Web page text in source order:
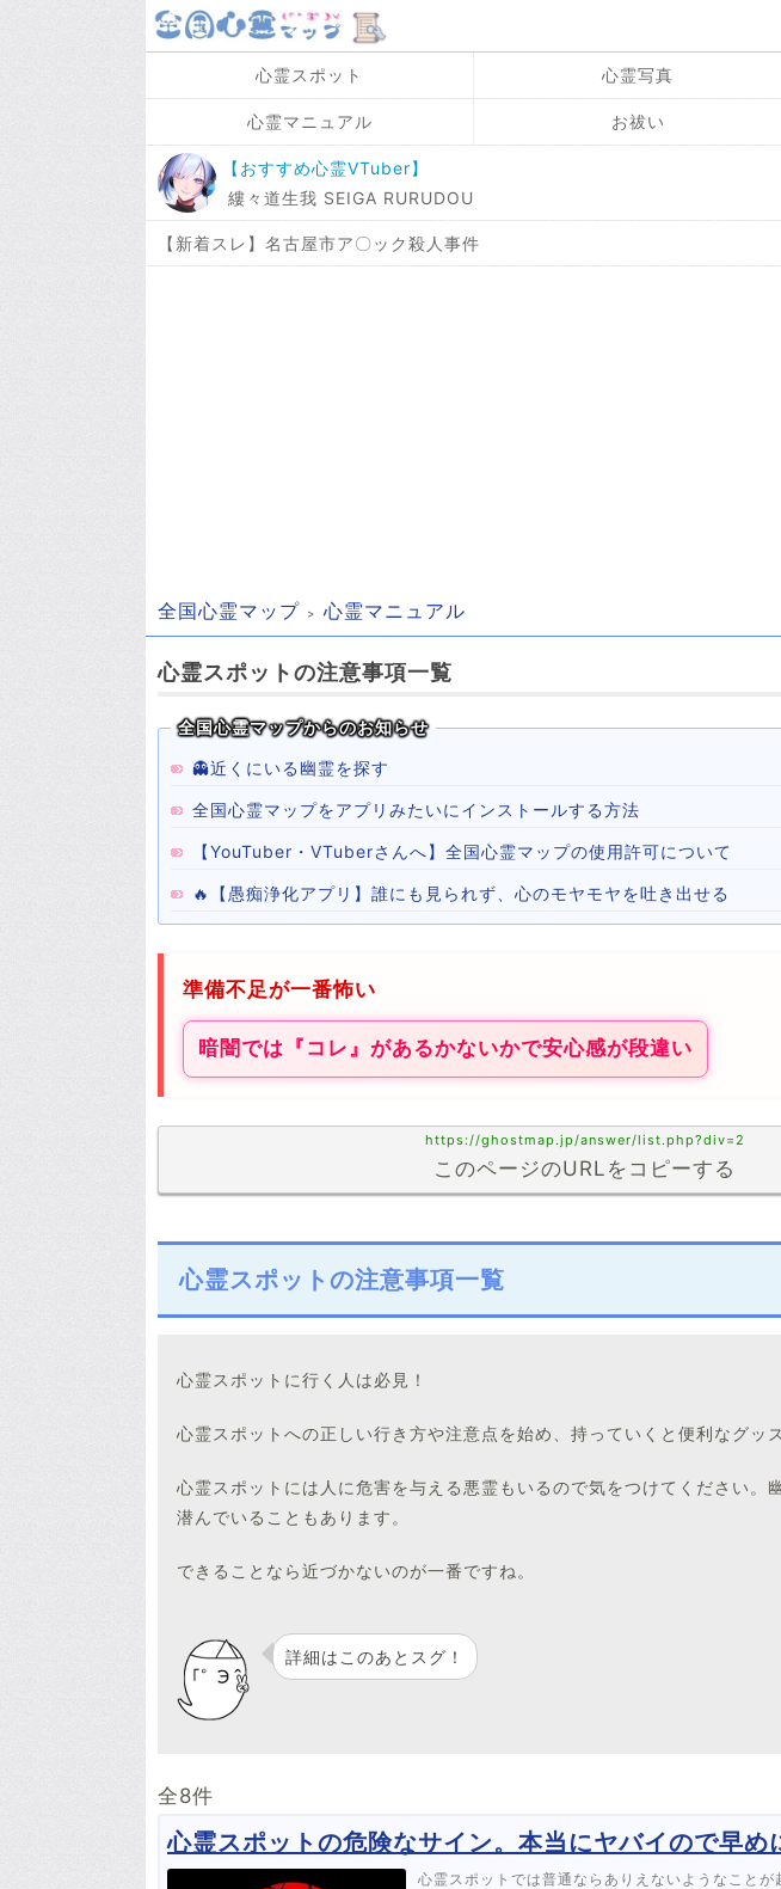
心霊スポット 心霊写真
心霊マニュアル お祓い
【おすすめ心霊VTuber】
縷々道生我 SEIGA RURUDOU
【新着スレ】名古屋市ア〇ック殺人事件
全国心霊マップ 心霊マニュアル
心霊スポットの注意事項一覧
全国心霊マップからのお知らせ
👻近くにいる幽霊を探す
全国心霊マップをアプリみたいにインストールする方法
【YouTuber・VTuberさんへ】全国心霊マップの使用許可について
🔥【愚痴浄化アプリ】誰にも見られず、心のモヤモヤを吐き出せる
準備不足が一番怖い
暗闇では『コレ』があるかないかで安心感が段違い
https://ghostmap.jp/answer/list.php?div=2
このページのURLをコピーする
心霊スポットの注意事項一覧
心霊スポットに行く人は必見！
心霊スポットへの正しい行き方や注意点を始め、持っていくと便利なグッ
心霊スポットには人に危害を与える悪霊もいるので気をつけてください。
潜んでいることもあります。
できることなら近づかないのが一番ですね。
詳細はこのあとスグ！
全8件
心霊スポットの危険なサイン。本当にヤバイので早め
心霊スポットでは普通ならありえないようなこと